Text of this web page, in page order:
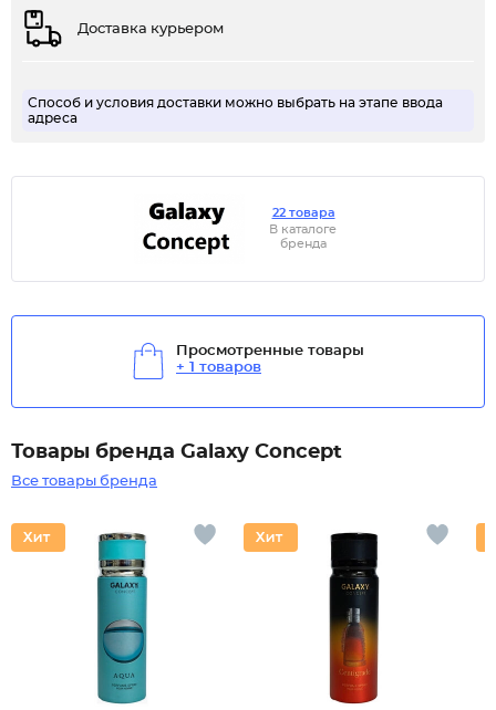
Доставка курьером
Способ и условия доставки можно выбрать на этапе ввода
адреса
22 товара
В каталоге
бренда
Просмотренные товары
+ 1 товаров
Товары бренда Galaxy Concept
Все товары бренда